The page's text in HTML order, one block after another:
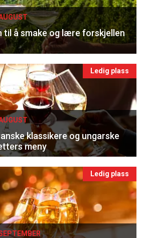
til å smake og lære forskjellen
Ledig plass
klassikere og ungarske
meny
Ledig plass